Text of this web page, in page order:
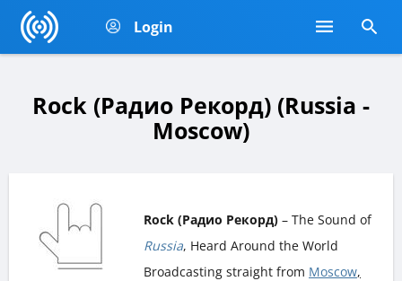
Login
Rock (Радио Рекорд) (Russia -
Moscow)
Rock (Радио Рекорд) – The Sound of
Russia, Heard Around the World
Broadcasting straight from Moscow,